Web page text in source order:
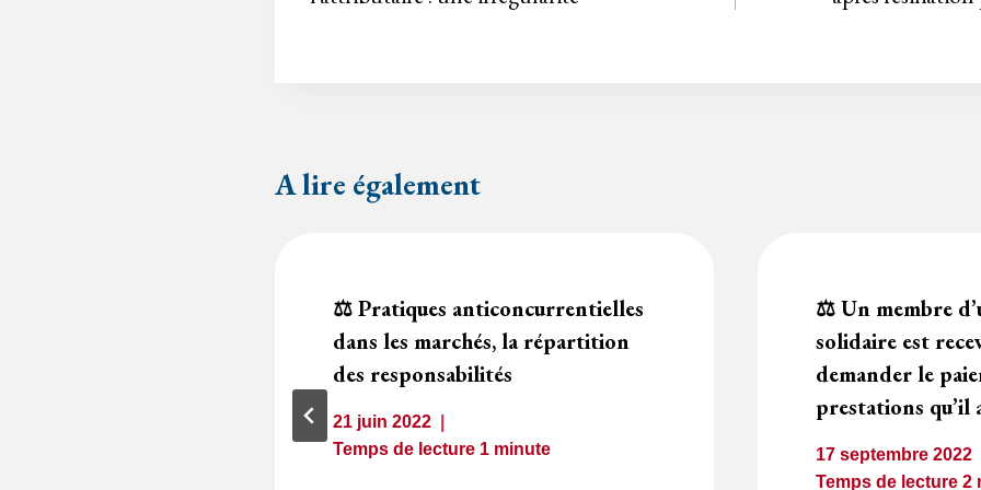
A lire également
⚖️ Pratiques anticoncurrentielles
dans les marchés, la répartition
des responsabilités
21 juin 2022
Temps de lecture 1 minute
⚖️ Un membre
solidaire est
demander le
prestations qu’il
17 septembre 2022
Temps de lecture 2